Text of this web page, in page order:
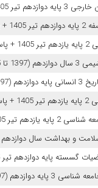
1405 + فایل صوتی
+ پاسخ
1405)
1405)
پاسخ
تیر 1405 + پاسخ
بهداشت سال دوازدهم (1397 تا
گسسته پایه دوازدهم تیر 1405 + پاسخ
(1397 تا 1405)